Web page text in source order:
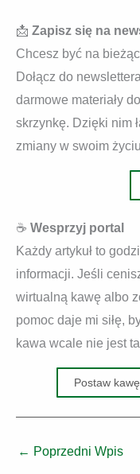
📩 Zapisz się na
Chcesz być na
Dołącz do
darmowe materiały
skrzynkę. Dzięki nim
zmiany w swoim
☕ Wesprzyj portal
Każdy artykuł to
informacji. Jeśli
wirtualną kawę albo
pomoc daje mi siłę,
kawa wcale nie jest
Postaw kawę
← Poprzedni Wpis